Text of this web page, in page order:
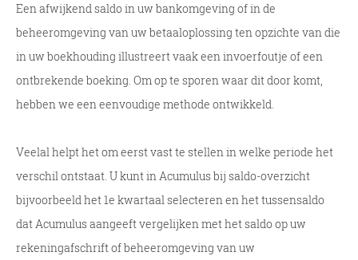
Een afwijkend saldo in uw bankomgeving of in de
beheeromgeving van uw betaaloplossing ten opzichte van die
in uw boekhouding illustreert vaak een invoerfoutje of een
ontbrekende boeking. Om op te sporen waar dit door komt,
hebben we een eenvoudige methode ontwikkeld.
Veelal helpt het om eerst vast te stellen in welke periode het
verschil ontstaat. U kunt in Acumulus bij saldo-overzicht
bijvoorbeeld het 1e kwartaal selecteren en het tussensaldo
dat Acumulus aangeeft vergelijken met het saldo op uw
rekeningafschrift of beheeromgeving van uw